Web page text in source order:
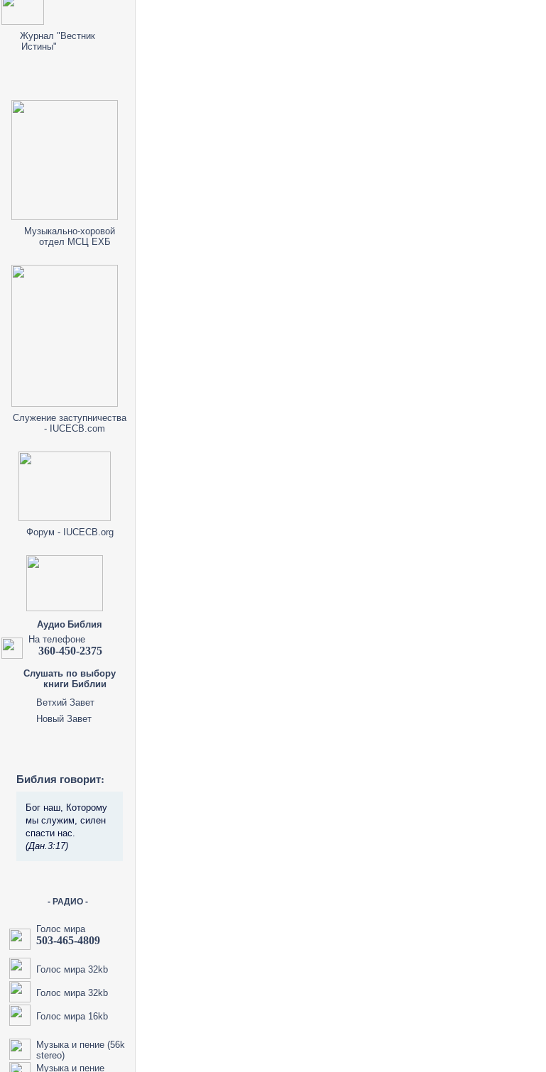
Журнал "Вестник
Истины"
Музыкально-хоровой
отдел МСЦ ЕХБ
Служение заступничества
- IUCECB.com
Форум - IUCECB.org
Аудио Библия
На телефоне
360-450-2375
Слушать по выбору
книги Библии
Ветхий Завет
Новый Завет
Библия говорит:
Бог наш, Которому
мы служим, силен
спасти нас.
(Дан.3:17)
- РАДИО -
Голос мира
503-465-4809
Голос мира 32kb
Голос мира 32kb
Голос мира 16kb
Музыка и пение (56k
stereo)
Музыка и пение